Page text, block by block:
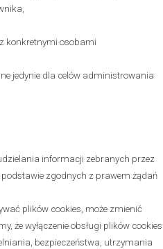
konkretnymi osobami
jedynie dla celów administrowania
informacji zebranych przez
zgodnych z prawem żądań
plików cookies, może zmienić
że wyłączenie obsługi plików cookies
bezpieczeństwa, utrzymania